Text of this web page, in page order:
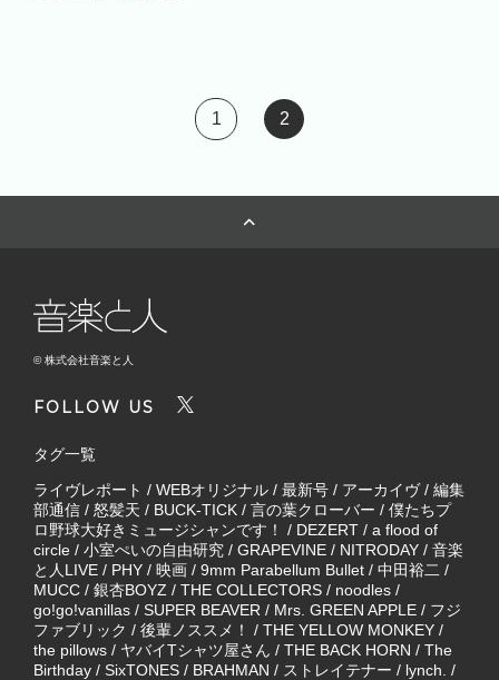
1 2
© 株式会社音楽と人
FOLLOW US
タグ一覧
ライヴレポート / WEBオリジナル / 最新号 / アーカイヴ/ 編集
部通信 / 怒髪天 / BUCK-TICK / 言の葉クローバー / 僕たちプ
ロ野球大好きミュージシャンです！
/ DEZERT / a flood of
circle / 小室ぺいの自由研究 / GRAPEVINE / NITRODAY / 音楽
と人LIVE / PHY / 映画 / 9mm Parabellum Bullet / 中田裕二 /
MUCC / 銀杏BOYZ / THE COLLECTORS / noodles /
go!go!vanillas / SUPER BEAVER / Mrs. GREEN APPLE / フジ
ファブリック / 後輩ノススメ！ / THE YELLOW MONKEY /
the pillows / ヤバイTシャツ屋さん / THE BACK HORN / The
Birthday / SixTONES / BRAHMAN / ストレイテナー / lynch. /